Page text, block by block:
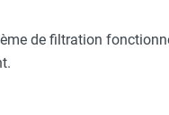
de filtration